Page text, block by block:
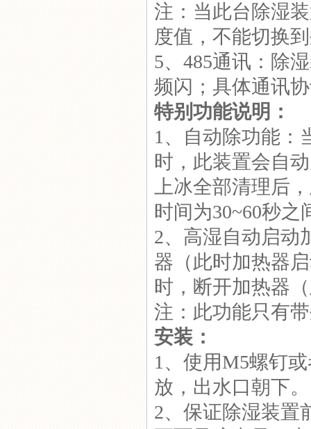
注：当此台除湿
度值，不能切换
5、485通讯：除
频闪；具体通讯
特别功能说明：
1、自动除功能：
时，此装置会自
上冰全部清理后
时间为30~60秒之
2、高湿自动启动
器（此时加热器
时，断开加热器
注：此功能只有
安装：
1、使用M5螺钉
放，出水口朝下。
2、保证除湿装置